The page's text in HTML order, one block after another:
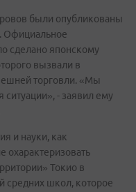
были опубликованы
Официальное
сделано японскому
вызвали в
торговли. «Мы
- заявил ему
и науки, как
охарактеризовать
Токио в
средних школ, которое